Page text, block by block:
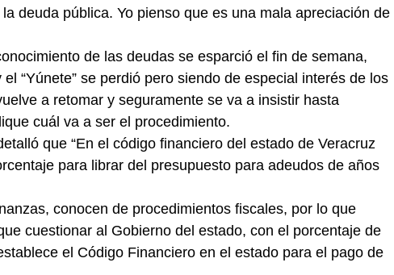
deuda pública. Yo pienso que es una mala apreciación de
de las deudas se esparció el fin de semana,
“Yúnete” se perdió pero siendo de especial interés de los
a retomar y seguramente se va a insistir hasta
cuál va a ser el procedimiento.
que “En el código financiero del estado de Veracruz
para librar del presupuesto para adeudos de años
conocen de procedimientos fiscales, por lo que
cuestionar al Gobierno del estado, con el porcentaje de
el Código Financiero en el estado para el pago de